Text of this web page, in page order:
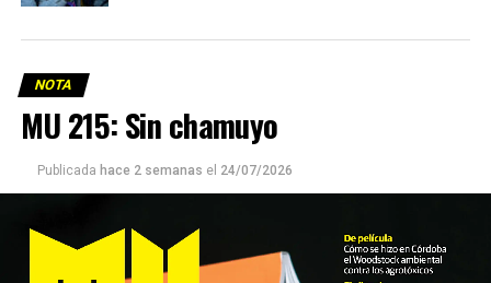
NOTA
MU 215: Sin chamuyo
Publicada hace 2 semanas el 24/07/2026